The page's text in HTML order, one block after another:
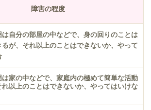
障害の程度
は自分の部屋の中などで、身の回りのことは
が、それ以上のことはできないか、やって
は家の中などで、家庭内の極めて簡単な活動
以上のことはできないか、やってはいけな